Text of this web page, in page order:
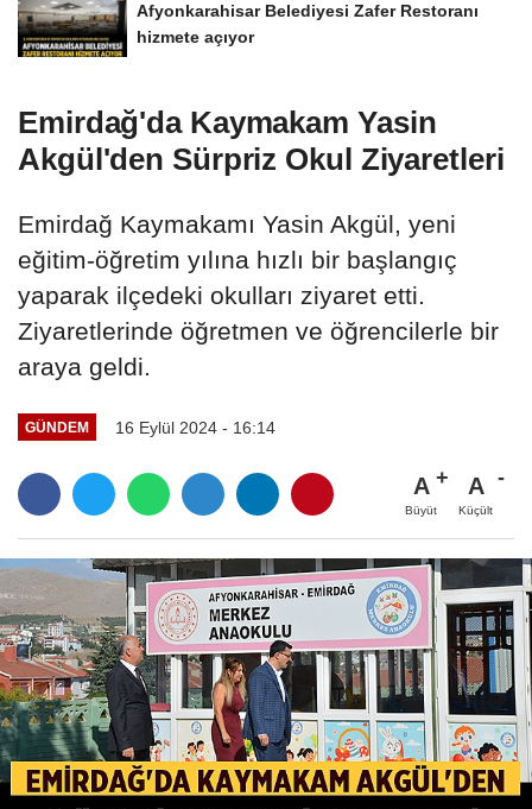
Afyonkarahisar Belediyesi Zafer Restoranı
hizmete açıyor
Emirdağ'da Kaymakam Yasin
Akgül'den Sürpriz Okul Ziyaretleri
Emirdağ Kaymakamı Yasin Akgül, yeni
eğitim-öğretim yılına hızlı bir başlangıç
yaparak ilçedeki okulları ziyaret etti.
Ziyaretlerinde öğretmen ve öğrencilerle bir
araya geldi.
GÜNDEM 16 Eylül 2024 - 16:14
A
Büyüt
A
Küçült